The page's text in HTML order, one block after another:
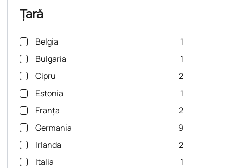
Țară
Belgia
1
Bulgaria
1
Cipru
2
Estonia
1
Franța
2
Germania
9
Irlanda
2
Italia
1